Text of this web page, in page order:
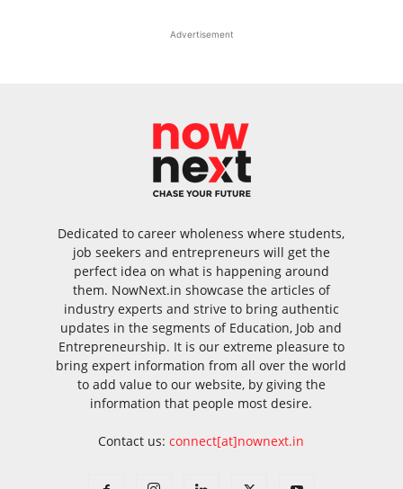
Advertisement
Dedicated to career wholeness where students,
job seekers and entrepreneurs will get the
perfect idea on what is happening around
them. NowNext.in showcase the articles of
industry experts and strive to bring authentic
updates in the segments of Education, Job and
Entrepreneurship. It is our extreme pleasure to
bring expert information from all over the world
to add value to our website, by giving the
information that people most desire.
Contact us:connect[at]nownext.in